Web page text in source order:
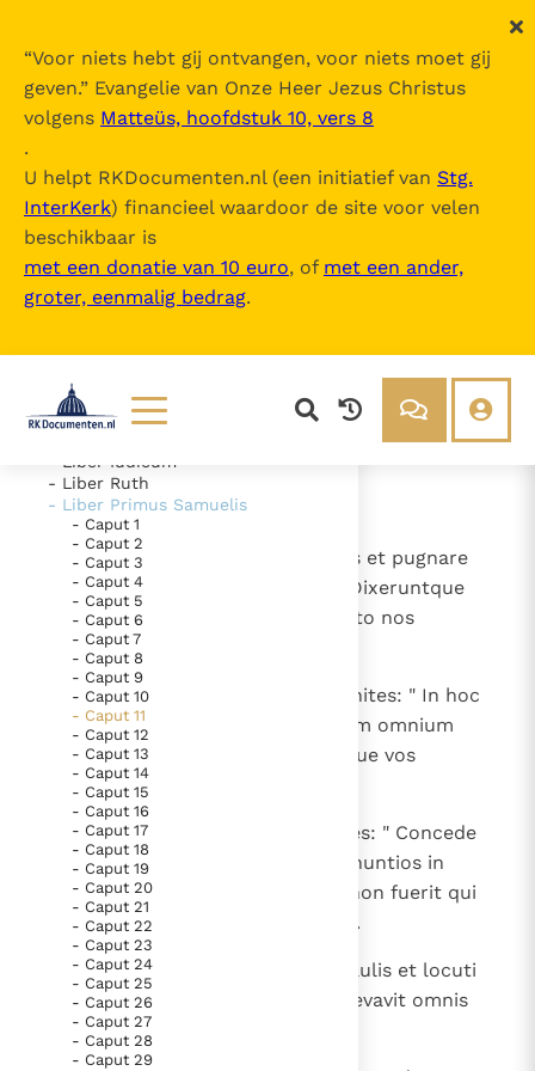
“Voor niets hebt gij ontvangen, voor niets moet gij
geven.” Evangelie van Onze Heer Jezus Christus
volgens Matteüs, hoofdstuk 10, vers 8
.
U helpt RKDocumenten.nl (een initiatief van Stg.
InterKerk) financieel waardoor de site voor velen
beschikbaar is
met een donatie van 10 euro, of met een ander,
groter, eenmalig bedrag.
Lezen
Documenten
Thema’s
Berichten
Denzinger
Over ons
Nieuwste Documenten
5. Het gebed van de Kerk
In Christus wordt onze honger vervuld
Leer de kostbare parel van Gods koninkrijk te
herkennen
Gods Koninkrijk groeit stilletjes door liefde, niet door
dwang
De mystiek. De mystieke verschijnselen en de
heiligheid
Berichten
Het Vaticaan publiceert een nieuwe Latijnse uitgave
van het Romeins martyrologium
Vaticaanse financiële waakhond verliest autonomie
Paus spreekt het Wereldvoedselprogramma toe
Nova Vulgata
Inhoudsopgave
uitklappen
- Vetus Testamentum
- Liber Exodus
- Liber Numeri
- Liber Deuteronomii
- Liber Iudicum
- Liber Ruth
- Liber Primus Samuelis
- Caput 1
- Caput 2
- Caput 3
- Caput 4
- Caput 5
- Caput 6
- Caput 7
- Caput 8
- Caput 9
- Caput 10
- Caput 11
- Caput 12
- Caput 13
- Caput 14
- Caput 15
- Caput 16
- Caput 17
- Caput 18
- Caput 19
- Caput 20
- Caput 21
- Caput 22
- Caput 23
- Caput 24
- Caput 25
- Caput 26
- Caput 27
- Caput 28
- Caput 29
- Caput 11
Ascendit autem Naas Ammonites et pugnare
coepit ad versum Iabes Galaad. Dixeruntque
omnes viri Iabes ad Naas: " Habeto nos
foederatos, et serviemus tibi ".
Et respondit ad eos Naas Ammonites: " In hoc
feriam vobiscum foedus, ut eruam omnium
vestrum oculos dextros ponamque vos
opprobrium in universo Israel ".
Et dixerunt ad eum seniores Iabes: " Concede
nobis septem dies, ut mittamus nuntios in
universos terminos Israel; et, si non fuerit qui
defendat nos, egrediemur ad te ".
Venerunt ergo nuntii in Gabaa Saulis et locuti
sunt verba audiente populo; et levavit omnis
populus vocem suam et flevit.